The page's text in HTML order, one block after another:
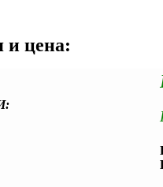
и цена: